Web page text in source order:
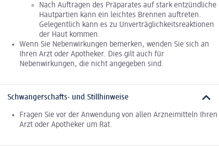
Nach Auftragen des Präparates auf stark entzündliche
Hautpartien kann ein leichtes Brennen auftreten.
Gelegentlich kann es zu Unverträglichkeitsreaktionen
der Haut kommen.
Wenn Sie Nebenwirkungen bemerken, wenden Sie sich an
Ihren Arzt oder Apotheker. Dies gilt auch für
Nebenwirkungen, die nicht angegeben sind.
Schwangerschafts- und Stillhinweise
Fragen Sie vor der Anwendung von allen Arzneimitteln Ihren
Arzt oder Apotheker um Rat.